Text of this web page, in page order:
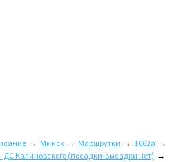
→ Минск → Маршрутки → 1062а →
Калиновского (посадки-высадки нет) →